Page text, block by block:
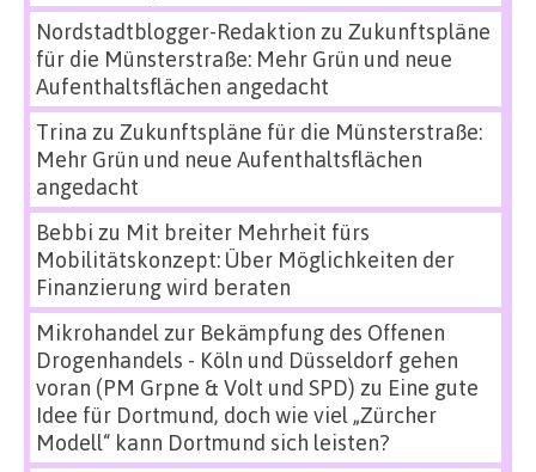
Nordstadtblogger-Redaktion zu Zukunftspläne
für die Münsterstraße: Mehr Grün und neue
Aufenthaltsflächen angedacht
Trina zu Zukunftspläne für die Münsterstraße:
Mehr Grün und neue Aufenthaltsflächen
angedacht
Bebbi zu Mit breiter Mehrheit fürs
Mobilitätskonzept: Über Möglichkeiten der
Finanzierung wird beraten
Mikrohandel zur Bekämpfung des Offenen
Drogenhandels - Köln und Düsseldorf gehen
voran (PM Grpne & Volt und SPD) zu Eine gute
Idee für Dortmund, doch wie viel „Zürcher
Modell“ kann Dortmund sich leisten?